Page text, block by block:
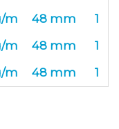
m 48 mm
1
m 48 mm
1
m 48 mm 1